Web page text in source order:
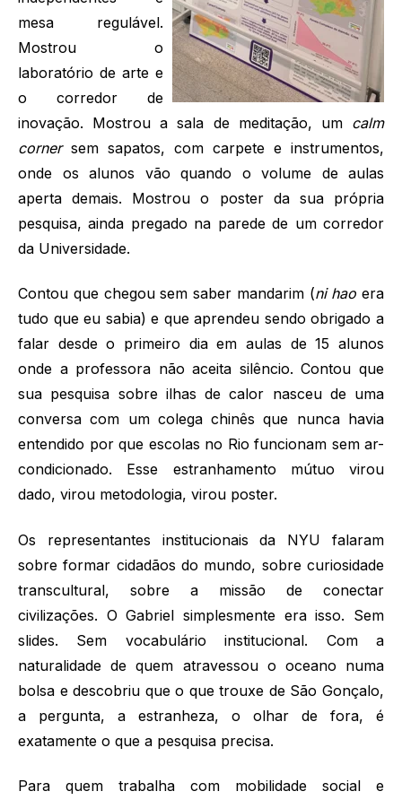
mesa regulável.
Mostrou o
laboratório de arte e
o corredor de
inovação. Mostrou a sala de meditação, um calm
cornersem sapatos, com carpete e instrumentos,
onde os alunos vão quando o volume de aulas
aperta demais. Mostrou o poster da sua própria
pesquisa, ainda pregado na parede de um corredor
da Universidade.
Contou que chegou sem saber mandarim (ni hao era
tudo que eu sabia) e que aprendeu sendo obrigado a
falar desde o primeiro dia em aulas de 15 alunos
onde a professora não aceita silêncio. Contou que
sua pesquisa sobre ilhas de calor nasceu de uma
conversa com um colega chinês que nunca havia
entendido por que escolas no Rio funcionam sem ar-
condicionado. Esse estranhamento mútuo virou
dado, virou metodologia, virou poster.
Os representantes institucionais da NYU falaram
sobre formar cidadãos do mundo, sobre curiosidade
transcultural, sobre a missão de conectar
civilizações. O Gabriel simplesmente era isso. Sem
slides. Sem vocabulário institucional. Com a
naturalidade de quem atravessou o oceano numa
bolsa e descobriu que o que trouxe de São Gonçalo,
a pergunta, a estranheza, o olhar de fora, é
exatamente o que a pesquisa precisa.
Para quem trabalha com mobilidade social e